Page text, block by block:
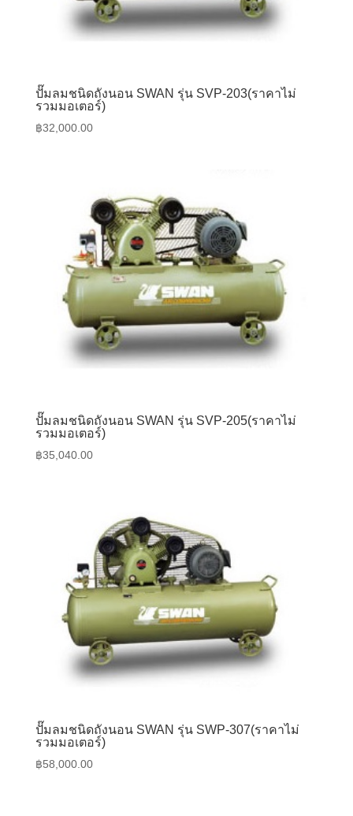
ปั๊มลมชนิดถังนอน SWAN รุ่น SVP-203(ราคาไม่
รวมมอเตอร์)
฿32,000.00
ปั๊มลมชนิดถังนอน SWAN รุ่น SVP-205(ราคาไม่
รวมมอเตอร์)
฿35,040.00
ปั๊มลมชนิดถังนอน SWAN รุ่น SWP-307(ราคาไม่
รวมมอเตอร์)
฿58,000.00